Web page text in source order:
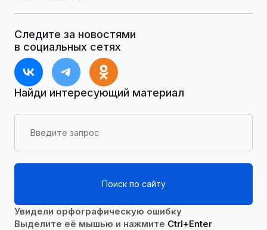
Следите за новостями
в социальных сетях
Найди интересующий материал
Поиск по сайту
Увидели орфографическую ошибку
Выделите её мышью и нажмите Ctrl+Enter